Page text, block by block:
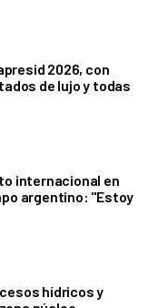
2026, con
de lujo y todas
internacional en
argentino: "Estoy
hídricos y